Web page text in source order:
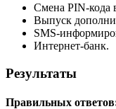
Смена PIN-кода
Выпуск
SMS-
Интернет-банк.
Результаты
Правильных